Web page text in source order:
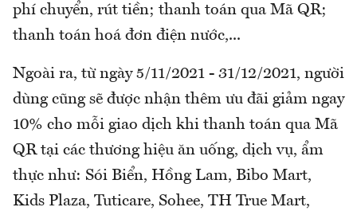
phí chuyển, rút tiền; thanh toán qua Mã QR;
thanh toán hoá đơn điện nước,...
Ngoài ra, từ ngày 5/11/2021 - 31/12/2021, người
dùng cũng sẽ được nhận thêm ưu đãi giảm ngay
10% cho mỗi giao dịch khi thanh toán qua Mã
QR tại các thương hiệu ăn uống, dịch vụ, ẩm
thực như: Sói Biển, Hồng Lam, Bibo Mart,
Kids Plaza, Tuticare, Sohee, TH True Mart,